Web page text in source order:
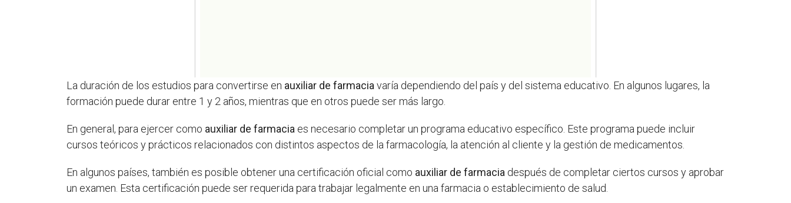
La duración de los estudios para convertirse en auxiliar de farmacia varía dependiendo del país y del sistema educativo. En algunos lugares, la
formación puede durar entre 1 y 2 años, mientras que en otros puede ser más largo.
En general, para ejercer como auxiliar de farmacia es necesario completar un programa educativo específico. Este programa puede incluir
cursos teóricos y prácticos relacionados con distintos aspectos de la farmacología, la atención al cliente y la gestión de medicamentos.
En algunos países, también es posible obtener una certificación oficial como auxiliar de farmacia después de completar ciertos cursos y aprobar
un examen. Esta certificación puede ser requerida para trabajar legalmente en una farmacia o establecimiento de salud.